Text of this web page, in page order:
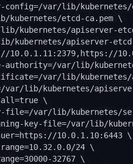
config=/var/lib/
kubernetes/etcd-ca.pem \
kubernetes/apiserver-
kubernetes/apiserver-
10.0.1.11:2379,https://
authority=/var/lib/
var/lib/
var/lib/kubernetes/
\
file=/var/lib/kubernetes/
key-file=/var/lib/
10.0.1.10:6443 \
24 \
32767 \